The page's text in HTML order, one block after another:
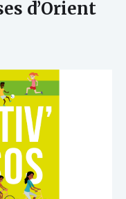
d’Orient